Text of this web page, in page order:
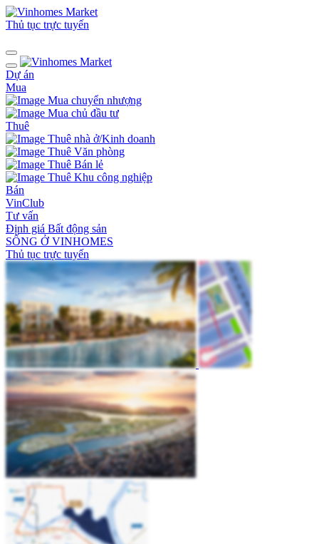
Thủ tục trực tuyến
Dự án
Mua
Mua chuyển nhượng
Mua chủ đầu tư
Thuê
Thuê nhà ở/Kinh doanh
Thuê Văn phòng
Thuê Bán lẻ
Thuê Khu công nghiệp
Bán
VinClub
Tư vấn
Định giá Bất động sản
SỐNG Ở VINHOMES
Thủ tục trực tuyến